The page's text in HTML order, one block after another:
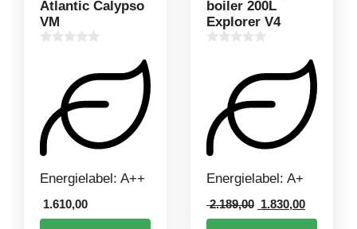
Atlantic Calypso
VM
Energielabel: A++
1.610,00
boiler 200L
Explorer V4
Energielabel: A+
2.189,00 Oorspronkelijke
prijs
1.830,00Huidige
prijs